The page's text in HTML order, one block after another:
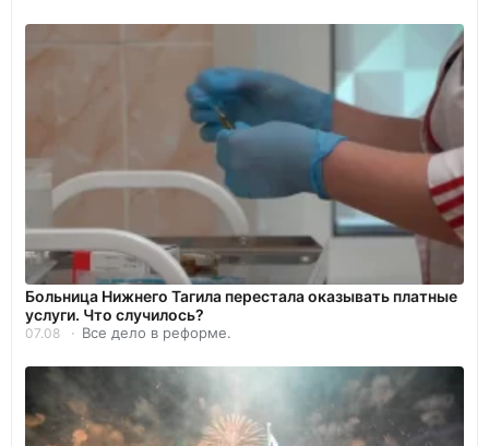
Больница Нижнего Тагила перестала оказывать платные
услуги. Что случилось?
07.08 Все дело в реформе.